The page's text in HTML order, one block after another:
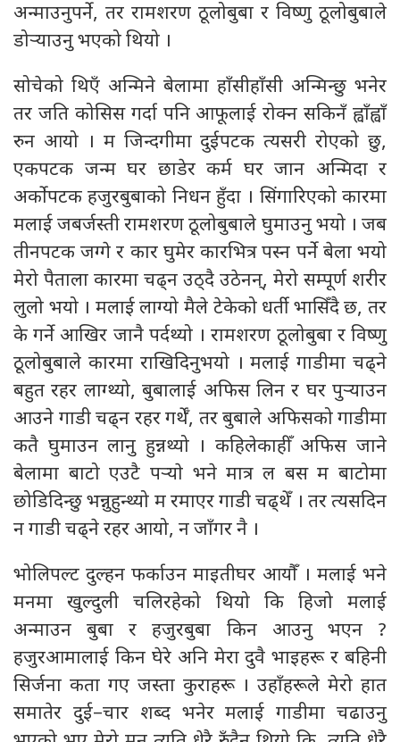
अन्माउनुपर्ने, तर रामशरण ठूलोबुबा र विष्णु ठूलोबुबाले
डोर्‍याउनु भएको थियो ।
सोचेको थिएँ अन्मिने बेलामा हाँसीहाँसी अन्मिन्छु भनेर
तर जति कोसिस गर्दा पनि आफूलाई रोक्न सकिनँ ह्वाँह्वाँ
रुन आयो । म जिन्दगीमा दुईपटक त्यसरी रोएको छु,
एकपटक जन्म घर छाडेर कर्म घर जान अन्मिदा र
अर्कोपटक हजुरबुबाको निधन हुँदा । सिंगारिएको कारमा
मलाई जबर्जस्ती रामशरण ठूलोबुबाले घुमाउनु भयो । जब
तीनपटक जग्गे र कार घुमेर कारभित्र पस्न पर्ने बेला भयो
मेरो पैताला कारमा चढ्न उठ्दै उठेनन्, मेरो सम्पूर्ण शरीर
लुलो भयो । मलाई लाग्यो मैले टेकेको धर्ती भासिँदै छ, तर
के गर्ने आखिर जानै पर्दथ्यो । रामशरण ठूलोबुबा र विष्णु
ठूलोबुबाले कारमा राखिदिनुभयो । मलाई गाडीमा चढ्ने
बहुत रहर लाग्थ्यो, बुबालाई अफिस लिन र घर पुर्‍याउन
आउने गाडी चढ्न रहर गर्थेँ, तर बुबाले अफिसको गाडीमा
कतै घुमाउन लानु हुन्नथ्यो । कहिलेकाहीँ अफिस जाने
बेलामा बाटो एउटै पर्‍याे भने मात्र ल बस म बाटोमा
छोडिदिन्छु भन्नुहुन्थ्यो म रमाएर गाडी चढ्थेँ । तर त्यसदिन
न गाडी चढ्ने रहर आयो, न जाँगर नै ।
भोलिपल्ट दुल्हन फर्काउन माइतीघर आयौँ । मलाई भने
मनमा खुल्दुली चलिरहेको थियो कि हिजो मलाई
अन्माउन बुबा र हजुरबुबा किन आउनु भएन ?
हजुरआमालाई किन घेरे अनि मेरा दुवै भाइहरू र बहिनी
सिर्जना कता गए जस्ता कुराहरू । उहाँहरूले मेरो हात
समातेर दुई–चार शब्द भनेर मलाई गाडीमा चढाउनु